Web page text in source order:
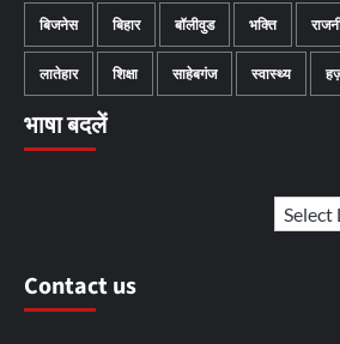
बिजनेस बिहार बॉलीवुड भक्ति
लातेहार शिक्षा साहेबगंज स्वास्थ्य
भाषा बदलें
Contact us